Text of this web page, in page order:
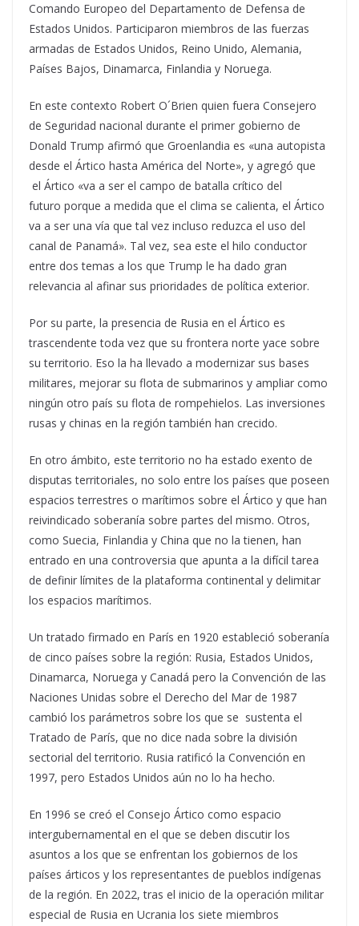
Comando Europeo del Departamento de Defensa de
Estados Unidos. Participaron miembros de las fuerzas
armadas de Estados Unidos, Reino Unido, Alemania,
Países Bajos, Dinamarca, Finlandia y Noruega.
En este contexto Robert O´Brien quien fuera Consejero
de Seguridad nacional durante el primer gobierno de
Donald Trump afirmó que Groenlandia es «una autopista
desde el Ártico hasta América del Norte», y agregó que
el Ártico «va a ser el campo de batalla crítico del
futuro porque a medida que el clima se calienta, el Ártico
va a ser una vía que tal vez incluso reduzca el uso del
canal de Panamá». Tal vez, sea este el hilo conductor
entre dos temas a los que Trump le ha dado gran
relevancia al afinar sus prioridades de política exterior.
Por su parte, la presencia de Rusia en el Ártico es
trascendente toda vez que su frontera norte yace sobre
su territorio. Eso la ha llevado a modernizar sus bases
militares, mejorar su flota de submarinos y ampliar como
ningún otro país su flota de rompehielos. Las inversiones
rusas y chinas en la región también han crecido.
En otro ámbito, este territorio no ha estado exento de
disputas territoriales, no solo entre los países que poseen
espacios terrestres o marítimos sobre el Ártico y que han
reivindicado soberanía sobre partes del mismo. Otros,
como Suecia, Finlandia y China que no la tienen, han
entrado en una controversia que apunta a la difícil tarea
de definir límites de la plataforma continental y delimitar
los espacios marítimos.
Un tratado firmado en París en 1920 estableció soberanía
de cinco países sobre la región: Rusia, Estados Unidos,
Dinamarca, Noruega y Canadá pero la Convención de las
Naciones Unidas sobre el Derecho del Mar de 1987
cambió los parámetros sobre los que se sustenta el
Tratado de París, que no dice nada sobre la división
sectorial del territorio. Rusia ratificó la Convención en
1997, pero Estados Unidos aún no lo ha hecho.
En 1996 se creó el Consejo Ártico como espacio
intergubernamental en el que se deben discutir los
asuntos a los que se enfrentan los gobiernos de los
países árticos y los representantes de pueblos indígenas
de la región. En 2022, tras el inicio de la operación militar
especial de Rusia en Ucrania los siete miembros